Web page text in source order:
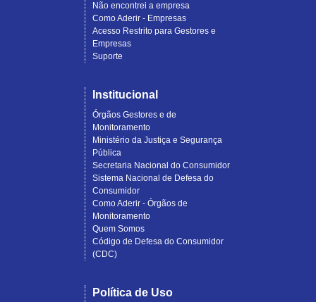
Não encontrei a empresa
Como Aderir - Empresas
Acesso Restrito para Gestores e
Empresas
Suporte
Institucional
Órgãos Gestores e de
Monitoramento
Ministério da Justiça e Segurança
Pública
Secretaria Nacional do Consumidor
Sistema Nacional de Defesa do
Consumidor
Como Aderir - Órgãos de
Monitoramento
Quem Somos
Código de Defesa do Consumidor
(CDC)
Política de Uso